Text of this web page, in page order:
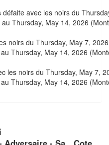
avec les noirs du
Thursday, May 14, 2026
noirs du Thursday, May 7, 2026
Thursday, May 14, 2026
les noirs du Thursday, May 7,
Thursday, May 14, 2026